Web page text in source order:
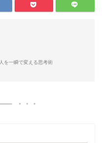
を一瞬で変える思考術